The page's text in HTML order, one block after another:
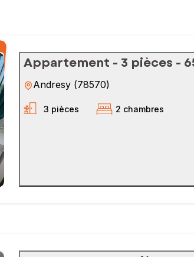
Appartement - 3 pièces -
Andresy (78570)
3 pièces 2 chambres